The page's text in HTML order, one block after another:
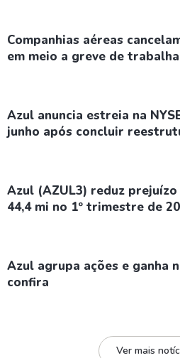
Companhias aéreas
em meio a greve de
Azul anuncia estreia na
junho após concluir
Azul (AZUL3) reduz
44,4 mi no 1º trimestre de
Azul agrupa ações e ganha
confira
Ver mais